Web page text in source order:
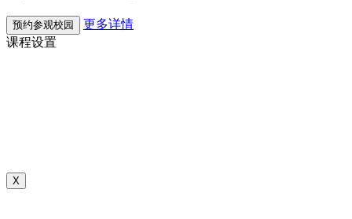
预约参观校园
更多详情
课程设置
X